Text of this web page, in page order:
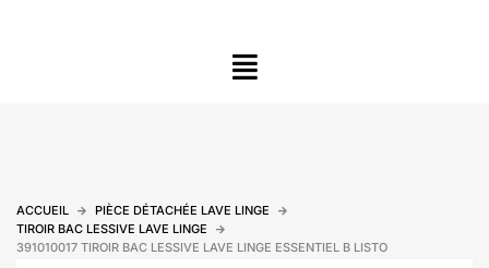
Menu
ACCUEIL
PIÈCE DÉTACHÉE LAVE LINGE
TIROIR BAC LESSIVE LAVE LINGE
391010017 TIROIR BAC LESSIVE LAVE LINGE ESSENTIEL B LISTO